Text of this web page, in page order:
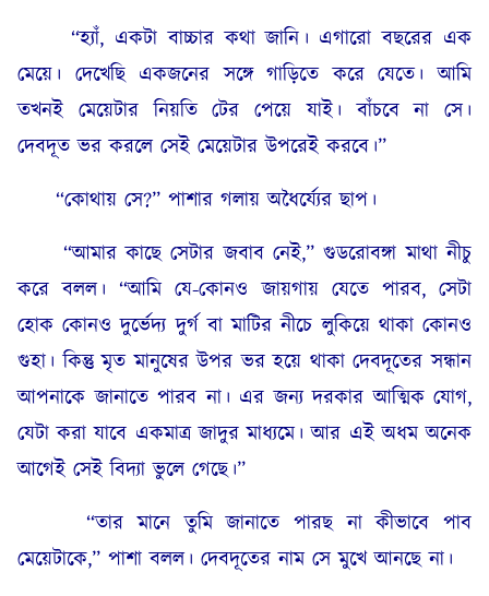
“হ্যাঁ, একটা বাচ্চার কথা জানি। এগারো বছরের এক
মেয়ে। দেখেছি একজনের সঙ্গে গাড়িতে করে যেতে। আমি
তখনই মেয়েটার নিয়তি টের পেয়ে যাই। বাঁচবে না সে।
দেবদূত ভর করলে সেই মেয়েটার উপরেই করবে।”
“কোথায় সে?” পাশার গলায় অধৈর্য্যের ছাপ।
“আমার কাছে সেটার জবাব নেই,” গুডরোবঙ্গা মাথা নীচু
করে বলল। “আমি যে-কোনও জায়গায় যেতে পারব, সেটা
হোক কোনও দুর্ভেদ্য দুর্গ বা মাটির নীচে লুকিয়ে থাকা কোনও
গুহা। কিন্তু মৃত মানুষের উপর ভর হয়ে থাকা দেবদূতের সন্ধান
আপনাকে জানাতে পারব না। এর জন্য দরকার আত্মিক যোগ,
যেটা করা যাবে একমাত্র জাদুর মাধ্যমে। আর এই অধম অনেক
আগেই সেই বিদ্যা ভুলে গেছে।”
“তার মানে তুমি জানাতে পারছ না কীভাবে পাব
মেয়েটাকে,” পাশা বলল। দেবদূতের নাম সে মুখে আনছে না।